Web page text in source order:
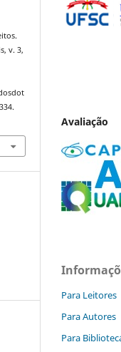
v. 3,
Avaliação
Para Leitores
Para Autores
Para